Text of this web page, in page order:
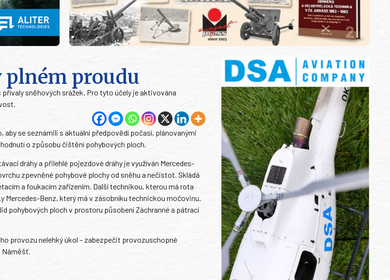
plném proudu
sněhových srážek. Pro tyto účely je aktivována
aby se seznámili s aktuální předpovědí počasí, plánovanými
o způsobu čištění pohybových ploch.
dráhy a přilehlé pojezdové dráhy je využíván Mercedes-
zpevněné pohybové plochy od sněhu a nečistot. Skládá
a foukacím zařízením. Další technikou, kterou má rota
Benz, který má v zásobníku technickou močovinu.
pohybových ploch v prostoru působení Záchranné a pátrací
provozu nelehký úkol – zabezpečit provozuschopné
Náměšť.